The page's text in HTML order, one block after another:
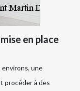
en place
environs, une
procéder à des